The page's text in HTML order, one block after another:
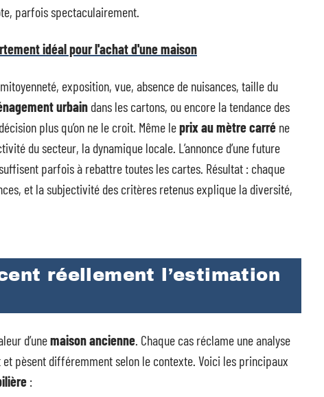
parfois spectaculairement.
idéal pour l'achat d'une maison
exposition, vue, absence de nuisances, taille du
urbain dans les cartons, ou encore la tendance des
plus qu’on ne le croit. Même leprix au mètre carré ne
du secteur, la dynamique locale. L’annonce d’une future
parfois à rebattre toutes les cartes. Résultat : chaque
et la subjectivité des critères retenus explique la diversité,
réellement l’estimation
d’unemaison ancienne. Chaque cas réclame une analyse
pèsent différemment selon le contexte. Voici les principaux
: